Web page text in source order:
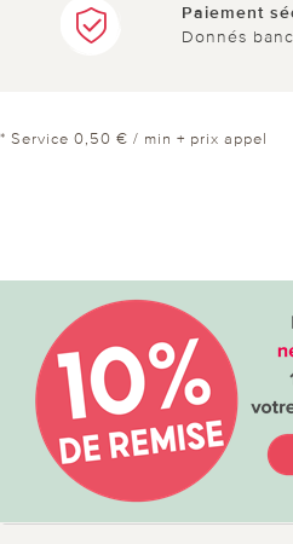
Paiement
Donnés
* Service 0,50 € / min + prix appel